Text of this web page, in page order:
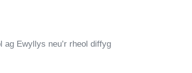
ag Ewyllys neu’r rheol diffyg